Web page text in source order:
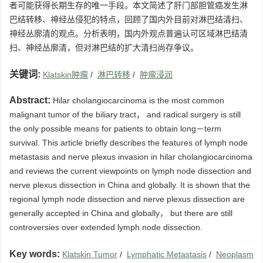
者可能获得长期生存的唯一手段。本文简述了肝门部胆管癌发生淋
巴结转移、神经丛侵犯的特点，回顾了国内外目前对淋巴结清扫、
神经丛廓清的观点。分析表明，国内外观点普遍认可区域淋巴结清
扫、神经丛廓清，但对淋巴结的扩大清扫尚存争议。
关键词: Klatskin肿瘤 / 淋巴转移 / 肿瘤浸润
Abstract: Hilar cholangiocarcinoma is the most common
malignant tumor of the biliary tract， and radical surgery is still
the only possible means for patients to obtain long－term
survival. This article briefly describes the features of lymph node
metastasis and nerve plexus invasion in hilar cholangiocarcinoma
and reviews the current viewpoints on lymph node dissection and
nerve plexus dissection in China and globally. It is shown that the
regional lymph node dissection and nerve plexus dissection are
generally accepted in China and globally， but there are still
controversies over extended lymph node dissection.
Key words: ‍Klatskin Tumor / Lymphatic Metastasis / Neoplasm